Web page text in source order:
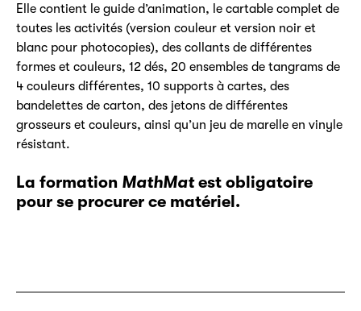
Elle contient le guide d’animation, le cartable complet de
toutes les activités (version couleur et version noir et
blanc pour photocopies), des collants de différentes
formes et couleurs, 12 dés, 20 ensembles de tangrams de
4 couleurs différentes, 10 supports à cartes, des
bandelettes de carton, des jetons de différentes
grosseurs et couleurs, ainsi qu’un jeu de marelle en vinyle
résistant.
La formation MathMatest obligatoire
pour se procurer ce matériel.